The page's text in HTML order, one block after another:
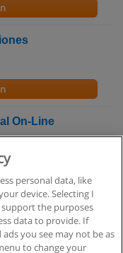
On-Line
Ejecutivas
personal data, like
device. Selecting I
the purposes
data to provide. If
you see may not be as
to change your